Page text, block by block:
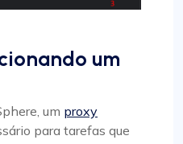
um
um proxy
para tarefas que